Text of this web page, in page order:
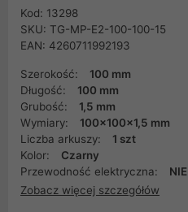
Kod: 13298
SKU: TG-MP-E2-100-100-15
EAN: 4260711992193
Szerokość:
100 mm
Długość:
100 mm
Grubość:
1,5 mm
Wymiary:
100x100x1,5 mm
Liczba arkuszy:
1 szt
Kolor:
Czarny
Przewodność elektryczna:
NIE
Zobacz więcej szczegółów